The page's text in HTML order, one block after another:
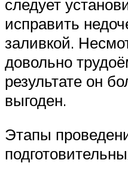
следует
исправить
заливкой.
довольно
результате он
выгоден.
Этапы